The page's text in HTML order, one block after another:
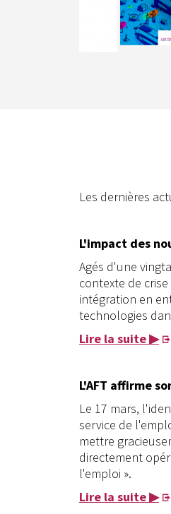
Les dernières
L'impact des
Agés d'une
contexte de
intégration en
technologies
Lire la suite ▶
L'AFT affirme
Le 17 mars,
service de
mettre
directement
l'emploi ».
Lire la suite ▶